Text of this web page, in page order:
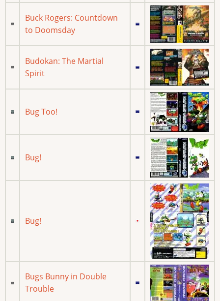
Buck Rogers: Countdown
to Doomsday
Budokan: The Martial
Spirit
Bug Too!
Bug!
Bug!
Bugs Bunny in Double
Trouble